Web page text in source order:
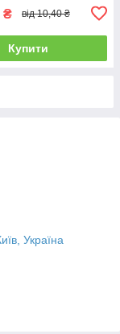
₴ від 10,40 ₴
Купити
Україна